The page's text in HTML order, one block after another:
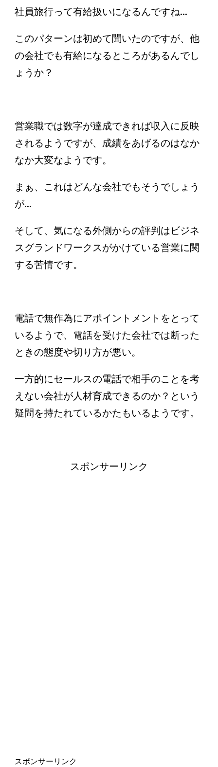
社員旅行って有給扱いになるんですね...
このパターンは初めて聞いたのですが、他
の会社でも有給になるところがあるんでし
ょうか？
営業職では数字が達成できれば収入に反映
されるようですが、成績をあげるのはなか
なか大変なようです。
まぁ、これはどんな会社でもそうでしょう
が...
そして、気になる外側からの評判はビジネ
スグランドワークスがかけている営業に関
する苦情です。
電話で無作為にアポイントメントをとって
いるようで、電話を受けた会社では断った
ときの態度や切り方が悪い。
一方的にセールスの電話で相手のことを考
えない会社が人材育成できるのか？という
疑問を持たれているかたもいるようです。
スポンサーリンク
スポンサーリンク